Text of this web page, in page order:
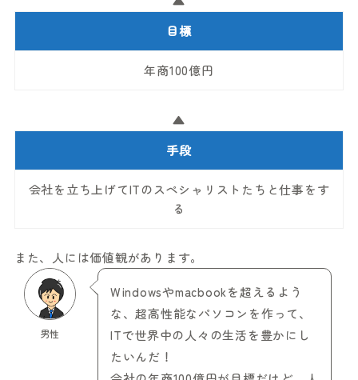
目標
年商100億円
▲
手段
会社を立ち上げてITのスペシャリストたちと仕事をす
る
また、人には価値観があります。
男性
Windowsやmacbookを超えるよう
な、超高性能なパソコンを作って、
ITで世界中の人々の生活を豊かにし
たいんだ！